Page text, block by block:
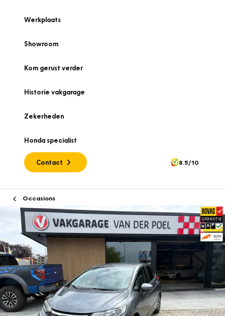
Werkplaats
Showroom
Kom gerust verder
Historie vakgarage
Zekerheden
Honda specialist
Contact 8.5/10
Occasions